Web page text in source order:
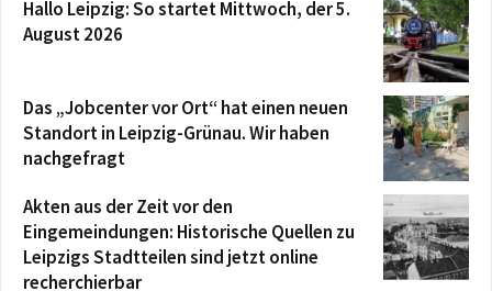
Hallo Leipzig: So startet Mittwoch, der 5.
August 2026
Das „Jobcenter vor Ort“ hat einen neuen
Standort in Leipzig-Grünau. Wir haben
nachgefragt
Akten aus der Zeit vor den
Eingemeindungen: Historische Quellen zu
Leipzigs Stadtteilen sind jetzt online
recherchierbar